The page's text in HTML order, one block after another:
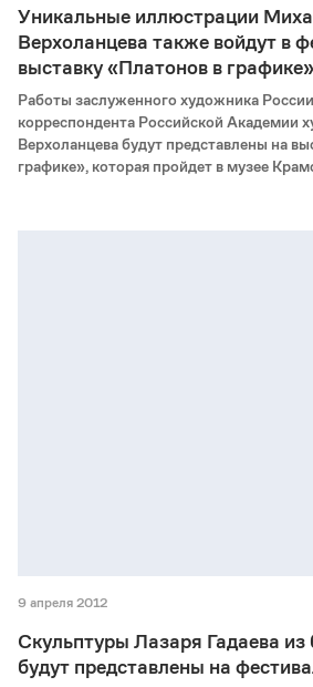
Уникальные иллюстрации
Верхоланцева также войдут в
выставку «Платонов в графике»
Работы заслуженного художника
корреспондента Российской Академии
Верхоланцева будут представлены на
графике», которая пройдет в музее
9 апреля 2012
Скульптуры Лазаря Гадаева из
будут представлены на